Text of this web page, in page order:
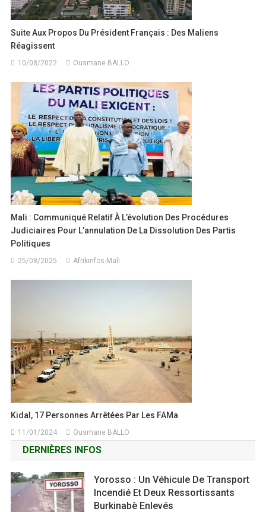
Suite Aux Propos Du Président Français : Des Maliens
Réagissent
10/08/2022 Ousmane BALLO
Mali : Communiqué Relatif À L’évolution Des Procédures
Judiciaires Pour L’annulation De La Dissolution Des Partis
Politiques
25/08/2025 Afrikinfos-Mali
Kidal, 17 Personnes Arrêtées Par Les FAMa
11/01/2024 Ousmane BALLO
DERNIÈRES INFOS
Yorosso : Un Véhicule De Transport
Incendié Et Deux Ressortissants
Burkinabè Enlevés